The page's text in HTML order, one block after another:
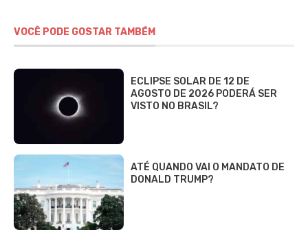
VOCÊ PODE GOSTAR TAMBÉM
ECLIPSE SOLAR DE 12 DE
AGOSTO DE 2026 PODERÁ SER
VISTO NO BRASIL?
ATÉ QUANDO VAI O MANDATO DE
DONALD TRUMP?